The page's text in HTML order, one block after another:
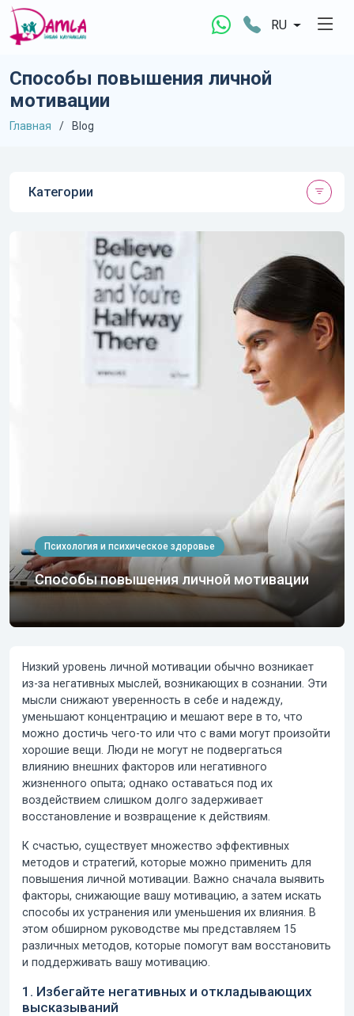
RU
Способы повышения личной
мотивации
Главная Blog
Психология и психическое здоровье
Способы повышения личной мотивации
Низкий уровень личной мотивации обычно возникает
из-за негативных мыслей, возникающих в сознании. Эти
мысли снижают уверенность в себе и надежду,
уменьшают концентрацию и мешают вере в то, что
можно достичь чего-то или что с вами могут произойти
хорошие вещи. Люди не могут не подвергаться
влиянию внешних факторов или негативного
жизненного опыта; однако оставаться под их
воздействием слишком долго задерживает
восстановление и возвращение к действиям.
К счастью, существует множество эффективных
методов и стратегий, которые можно применить для
повышения личной мотивации.
Важно сначала выявить
факторы, снижающие вашу мотивацию, а затем искать
способы их устранения или уменьшения их влияния. В
этом обширном руководстве мы представляем 15
различных методов, которые помогут вам восстановить
и поддерживать вашу мотивацию.
1. Избегайте негативных и откладывающих
высказываний
Категории